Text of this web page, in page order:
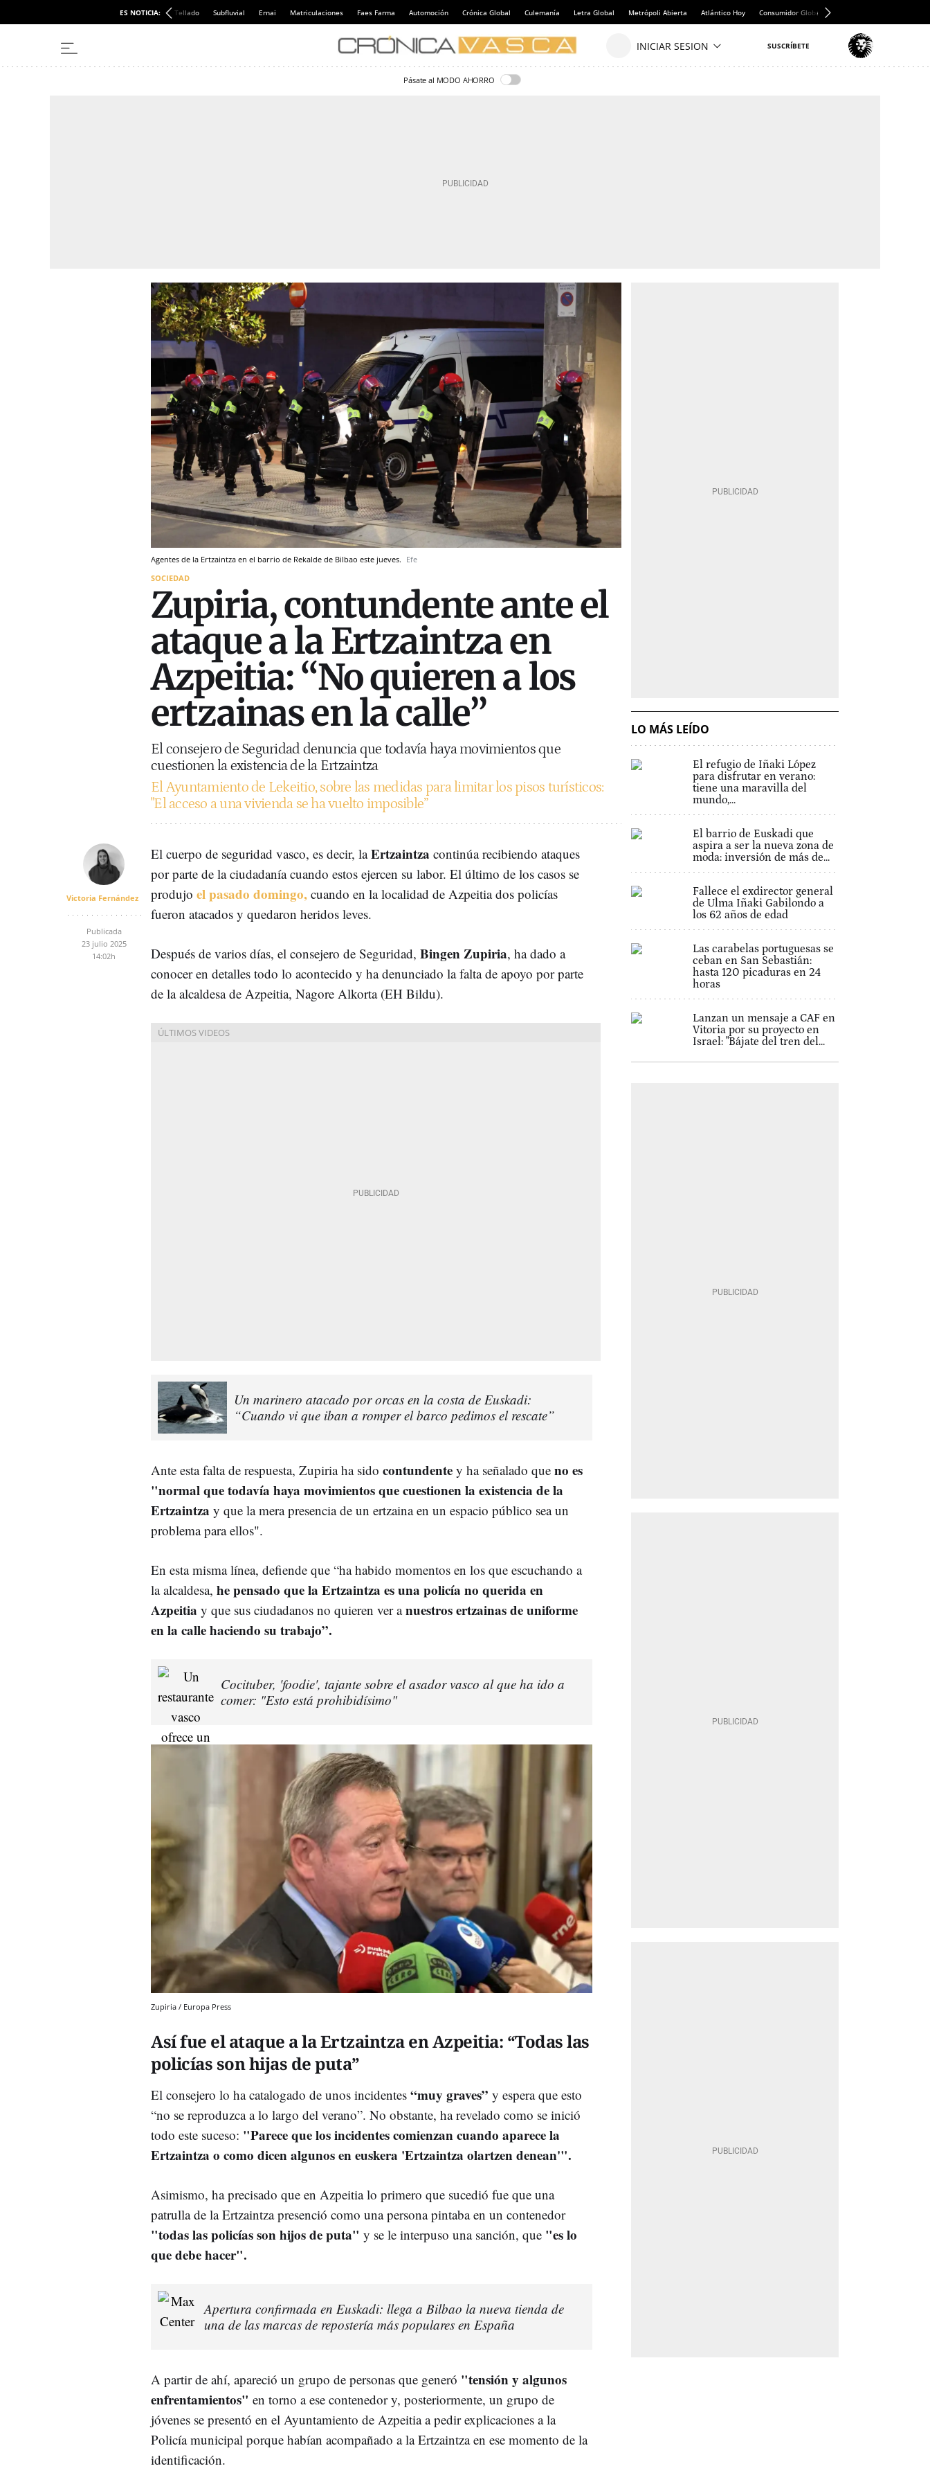
ES NOTICIA: Tellado Subfluvial Ernai Matriculaciones Faes Farma Automoción Crónica Global Culemanía Letra Global Metrópoli Abierta Atlántico Hoy Consumidor Global
Pásate al MODO AHORRO
Agentes de la Ertzaintza en el barrio de Rekalde de Bilbao este jueves. Efe
SOCIEDAD
Zupiria, contundente ante el
ataque a la Ertzaintza en
Azpeitia: “No quieren a los
ertzainas en la calle”
El consejero de Seguridad denuncia que todavía haya movimientos que
cuestionen la existencia de la Ertzaintza
El Ayuntamiento de Lekeitio, sobre las medidas para limitar los pisos turísticos:
"El acceso a una vivienda se ha vuelto imposible”
Victoria Fernández
Publicada
23 julio 2025
14:02h
El cuerpo de seguridad vasco, es decir, laErtzaintza continúa recibiendo ataques
por parte de la ciudadanía cuando estos ejercen su labor. El último de los casos se
produjo el pasado domingo, cuando en la localidad de Azpeitia dos policías
fueron atacados y quedaron heridos leves.
Después de varios días, el consejero de Seguridad, Bingen Zupiria, ha dado a
conocer en detalles todo lo acontecido y ha denunciado la falta de apoyo por parte
de la alcaldesa de Azpeitia, Nagore Alkorta (EH Bildu).
Un marinero atacado por orcas en la costa de Euskadi:
“Cuando vi que iban a romper el barco pedimos el rescate”
Ante esta falta de respuesta, Zupiria ha sido contundente y ha señalado que no es
"normal que todavía haya movimientos que cuestionen la existencia de la
Ertzaintza y que la mera presencia de un ertzaina en un espacio público sea un
problema para ellos".
En esta misma línea, defiende que “ha habido momentos en los que escuchando a
la alcaldesa, he pensado que la Ertzaintza es una policía no querida en
Azpeitia y que sus ciudadanos no quieren ver anuestros ertzainas de uniforme
en la calle haciendo su trabajo”.
Cocituber, 'foodie', tajante sobre el asador vasco al que ha ido a
comer: "Esto está prohibidísimo"
Zupiria / Europa Press
Así fue el ataque a la Ertzaintza en Azpeitia: “Todas las
policías son hijas de puta”
El consejero lo ha catalogado de unos incidentes “muy graves” y espera que esto
“no se reproduzca a lo largo del verano”. No obstante, ha revelado como se inició
todo este suceso: "Parece que los incidentes comienzan cuando aparece la
Ertzaintza o como dicen algunos en euskera 'Ertzaintza olartzen denean'".
Asimismo, ha precisado que en Azpeitia lo primero que sucedió fue que una
patrulla de la Ertzaintza presenció como una persona pintaba en un contenedor
"todas las policías son hijos de puta" y se le interpuso una sanción, que "es lo
que debe hacer".
Apertura confirmada en Euskadi: llega a Bilbao la nueva tienda de
una de las marcas de repostería más populares en España
A partir de ahí, apareció un grupo de personas que generó "tensión y algunos
enfrentamientos" en torno a ese contenedor y, posteriormente, un grupo de
jóvenes se presentó en el Ayuntamiento de Azpeitia a pedir explicaciones a la
Policía municipal porque habían acompañado a la Ertzaintza en ese momento de la
identificación.
LO MÁS LEÍDO
El refugio de Iñaki López
para disfrutar en verano:
tiene una maravilla del
mundo,...
El barrio de Euskadi que
aspira a ser la nueva zona de
moda: inversión de más de...
Fallece el exdirector general
de Ulma Iñaki Gabilondo a
los 62 años de edad
Las carabelas portuguesas se
ceban en San Sebastián:
hasta 120 picaduras en 24
horas
Lanzan un mensaje a CAF en
Vitoria por su proyecto en
Israel: "Bájate del tren del...